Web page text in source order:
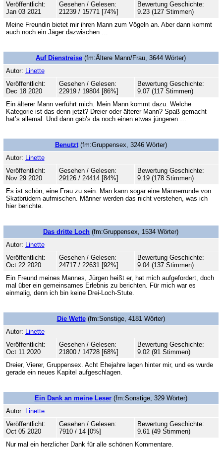
Veröffentlicht:
Jan 03 2021
Gesehen / Gelesen:
21239 / 15771 [74%]
Bewertung Geschichte:
9.23 (127 Stimmen)
Meine Freundin bietet mir ihren Mann zum Vögeln an. Aber dann kommt
auch noch ein Jäger dazwischen …
Auf Dienstreise (fm:Ältere Mann/Frau, 3644 Wörter)
Autor: Linette
Veröffentlicht:
Dec 18 2020
Gesehen / Gelesen:
22919 / 19804 [86%]
Bewertung Geschichte:
9.07 (117 Stimmen)
Ein älterer Mann verführt mich. Mein Mann kommt dazu. Welche
Kategorie ist das denn jetzt? Dreier oder älterer Mann? Spaß gemacht
hat’s allemal. Und dann gab’s da noch einen etwas jüngeren …
Benutzt(fm:Gruppensex, 3246 Wörter)
Autor: Linette
Veröffentlicht:
Nov 29 2020
Gesehen / Gelesen:
29126 / 24414 [84%]
Bewertung Geschichte:
9.19 (178 Stimmen)
Es ist schön, eine Frau zu sein. Man kann sogar eine Männerrunde von
Skatbrüdern aufmischen. Männer werden das nicht verstehen, was ich
hier berichte.
Das dritte Loch (fm:Gruppensex, 1534 Wörter)
Autor: Linette
Veröffentlicht:
Oct 22 2020
Gesehen / Gelesen:
24717 / 22631 [92%]
Bewertung Geschichte:
9.04 (137 Stimmen)
Ein Freund meines Mannes, Jürgen heißt er, hat mich aufgefordert, doch
mal über ein gemeinsames Erlebnis zu berichten. Für mich war es
einmalig, denn ich bin keine Drei-Loch-Stute.
Die Wette(fm:Sonstige, 4181 Wörter)
Autor: Linette
Veröffentlicht:
Oct 11 2020
Gesehen / Gelesen:
21800 / 14728 [68%]
Bewertung Geschichte:
9.02 (91 Stimmen)
Dreier, Vierer, Gruppensex. Acht Ehejahre lagen hinter mir, und es wurde
gerade ein neues Kapitel aufgeschlagen.
Ein Dank an meine Leser(fm:Sonstige, 329 Wörter)
Autor: Linette
Veröffentlicht:
Oct 05 2020
Gesehen / Gelesen:
7910 / 14 [0%]
Bewertung Geschichte:
9.61 (49 Stimmen)
Nur mal ein herzlicher Dank für alle schönen Kommentare.